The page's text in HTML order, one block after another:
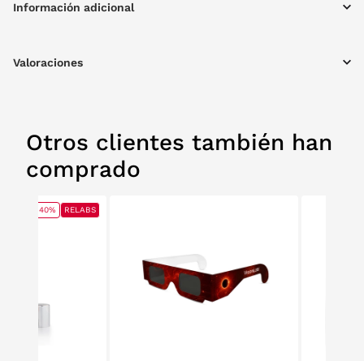
claramente el mundo que te rodea.
Información adicional
Valoraciones
Otros clientes también han
comprado
40% RELABS